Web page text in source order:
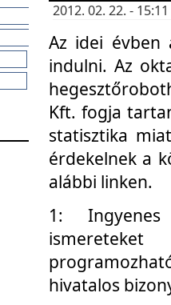
2012. 02. 22. -
Az idei évben
indulni. Az
Kft. fogja
statisztika
érdekelnek a
alábbi linken.
1: Ingyenes
hivatalos